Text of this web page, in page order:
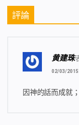
人類的經營計劃的
明白神在每個時
工的意義。國度
錄上的話：「主
神，也是主宰萬
評論
黄建珠
02/03/
因神的話而成就